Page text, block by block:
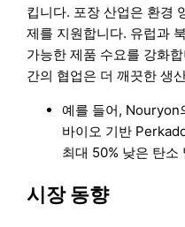
킵니다. 포장 산업은 환경
제를 지원합니다. 유럽과
가능한 제품 수요를 강화
간의 협업은 더 깨끗한 생
예를 들어, Nouryon
바이오 기반
최대 50% 낮은 탄소
시장 동향